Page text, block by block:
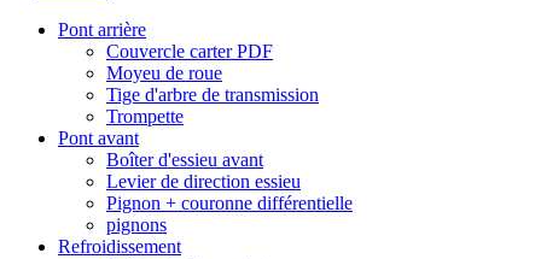
Pont arrière
Couvercle carter PDF
Moyeu de roue
Tige d'arbre de transmission
Trompette
Pont avant
Boîter d'essieu avant
Levier de direction essieu
Pignon + couronne différentielle
pignons
Refroidissement